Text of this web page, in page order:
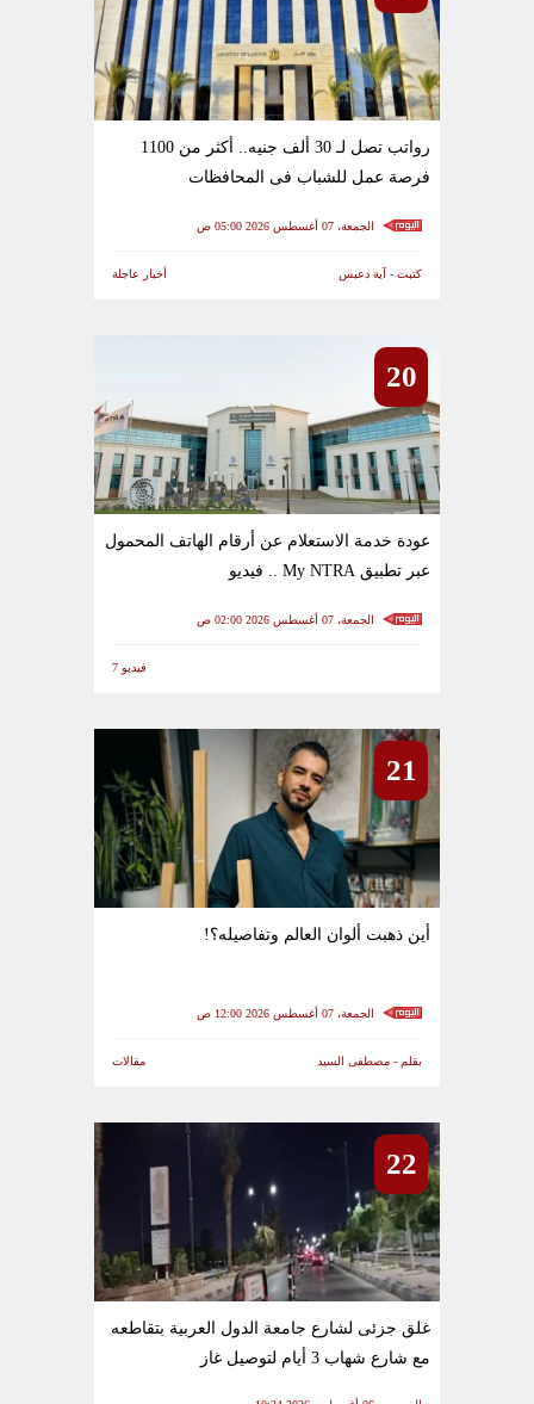
رواتب تصل لـ 30 ألف جنيه.. أكثر من 1100
فرصة عمل للشباب فى المحافظات
الجمعة، 07 أغسطس 2026 05:00 ص
كتبت - آية دعبس أخبار عاجلة
20
عودة خدمة الاستعلام عن أرقام الهاتف المحمول
عبر تطبيق My NTRA .. فيديو
الجمعة، 07 أغسطس 2026 02:00 ص
فيديو 7
21
أين ذهبت ألوان العالم وتفاصيله؟!
الجمعة، 07 أغسطس 2026 12:00 ص
بقلم - مصطفى السيد مقالات
22
غلق جزئى لشارع جامعة الدول العربية بتقاطعه
مع شارع شهاب 3 أيام لتوصيل غاز